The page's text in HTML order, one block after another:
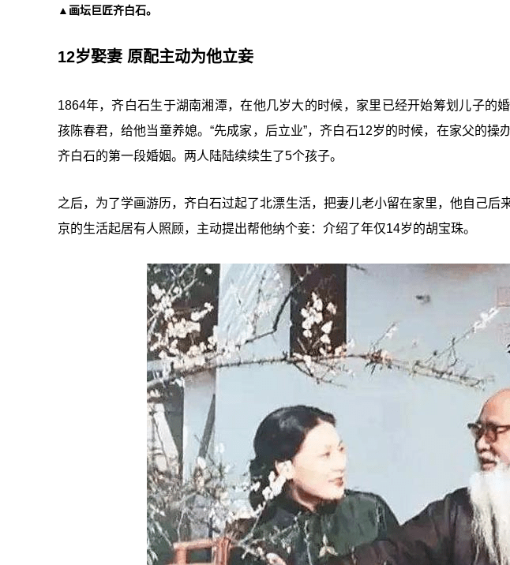
▲画坛巨匠齐白石。
12岁娶妻 原配主动为他立妾
1864年，齐白石生于湖南湘潭，在他几岁大的时候，家里已经开始筹划儿子的
孩陈春君，给他当童养媳。“先成家，后立业”，齐白石12岁的时候，在家父的操
齐白石的第一段婚姻。两人陆陆续续生了5个孩子。
之后，为了学画游历，齐白石过起了北漂生活，把妻儿老小留在家里，他自己后
京的生活起居有人照顾，主动提出帮他纳个妾：介绍了年仅14岁的胡宝珠。